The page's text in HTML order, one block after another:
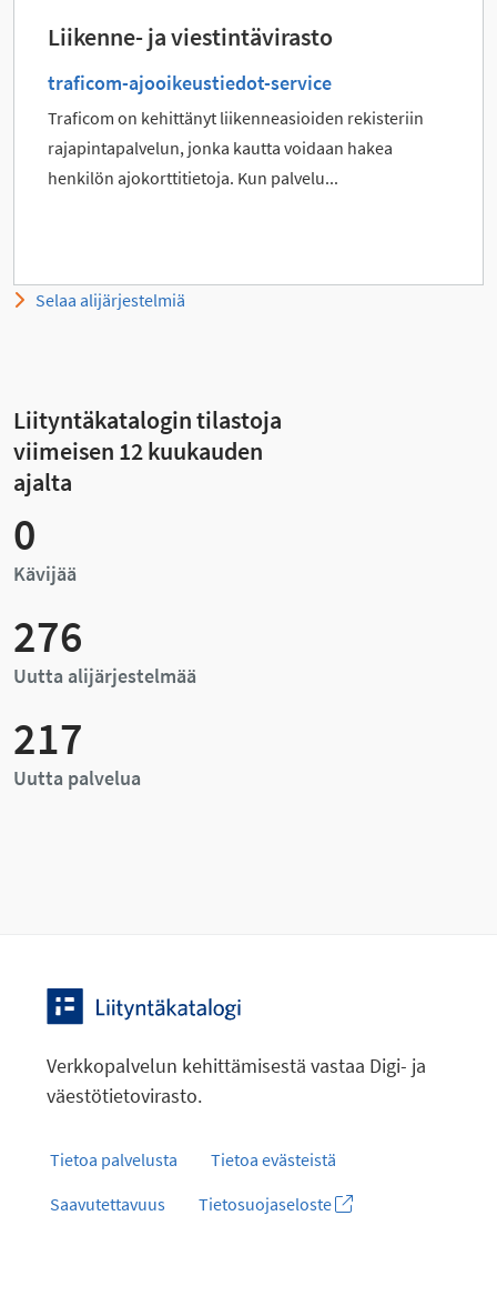
Liikenne- ja viestintävirasto
traficom-ajooikeustiedot-service
Traficom on kehittänyt liikenneasioiden rekisteriin
rajapintapalvelun, jonka kautta voidaan hakea
henkilön ajokorttitietoja. Kun palvelu...
Selaa alijärjestelmiä
Liityntäkatalogin tilastoja
viimeisen 12 kuukauden
ajalta
0
Kävijää
276
Uutta alijärjestelmää
217
Uutta palvelua
Verkkopalvelun kehittämisestä vastaa Digi- ja
väestötietovirasto.
Tietoa palvelusta
Tietoa evästeistä
Saavutettavuus
Tietosuojaseloste